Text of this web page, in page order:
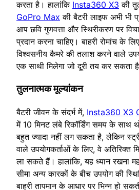
करता है। हालांकि Insta360 X3 की
GoPro Max की बैटरी लाइफ अभी भी
आप छवि गुणवत्ता और स्थिरीकरण पर
प्रदान करना चाहिए। बाहरी रोमांच के
विश्वसनीय कैमरे की तलाश करने वाले
एक साथी मिलेगा जो दूरी तय कर सकता
तुलनात्‍मक मूल्‍यांकन
बैटरी जीवन के संदर्भ में, Insta360 X3
में 10 मिनट लंबे रिकॉर्डिंग समय के साथ
बहुत ज्यादा नहीं लग सकता है, लेकिन
वाले उपयोगकर्ताओं के लिए, वे अतिरिक्त
ला सकते हैं। हालांकि, यह ध्यान रखना
सीमा अन्य कारकों के बीच उपयोग की
बाहरी तापमान के आधार पर भिन्न हो